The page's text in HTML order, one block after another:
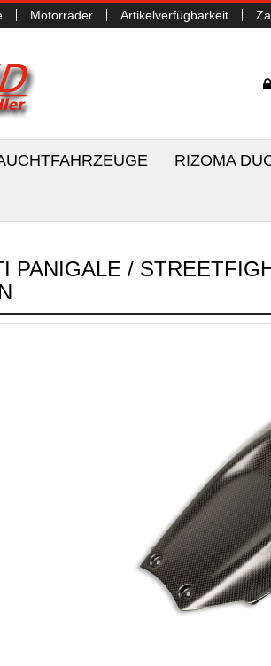
Motorräder Artikelverfügbarkeit
RIZOMA
PANIGALE /